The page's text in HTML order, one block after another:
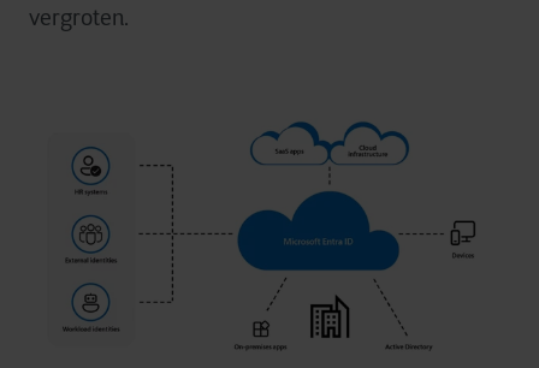
vergroten.